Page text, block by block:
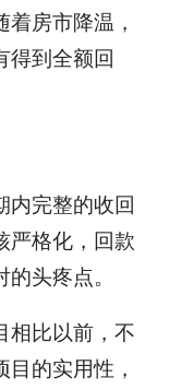
房市降温，
得到全额回
完整的收回
严格化，回款
头疼点。
比以前，不
的实用性，